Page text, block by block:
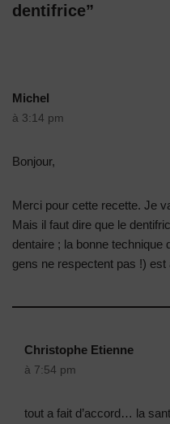
dentifrice”
Michel
à 3:14 pm
Bonjour,
Merci pour cette recette. Je
Mais il faut dire que le
dentaire ; la bonne technique
gens ne respectent pas !)
Christophe Etienne
à 7:54 pm
tout a fait d’accord… la